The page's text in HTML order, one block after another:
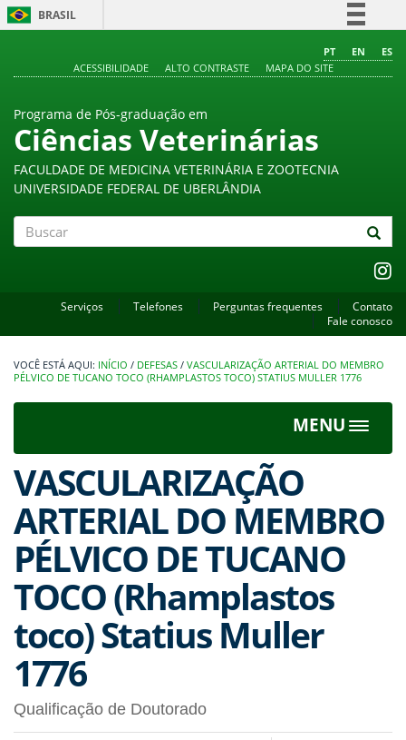
BRASIL
Comunica BR
Acesso à informação
Legislação
PT EN
ES
ACESSIBILIDADE
ALTO CONTRASTE MAPA DO SITE
Programa de Pós-graduação em
Ciências Veterinárias
FACULDADE DE MEDICINA VETERINÁRIA E ZOOTECNIA
UNIVERSIDADE FEDERAL DE UBERLÂNDIA
Serviços Telefones Perguntas frequentes
Contato
Fale conosco
INÍCIO / DEFESAS / VASCULARIZAÇÃO ARTERIAL DO MEMBRO
PÉLVICO DE TUCANO TOCO (RHAMPLASTOS TOCO) STATIUS MULLER 1776
MENU
Toggle
VASCULARIZAÇÃO
ARTERIAL DO MEMBRO
PÉLVICO DE TUCANO
TOCO (Rhamplastos
toco) Statius Muller
1776
Qualificação de Doutorado